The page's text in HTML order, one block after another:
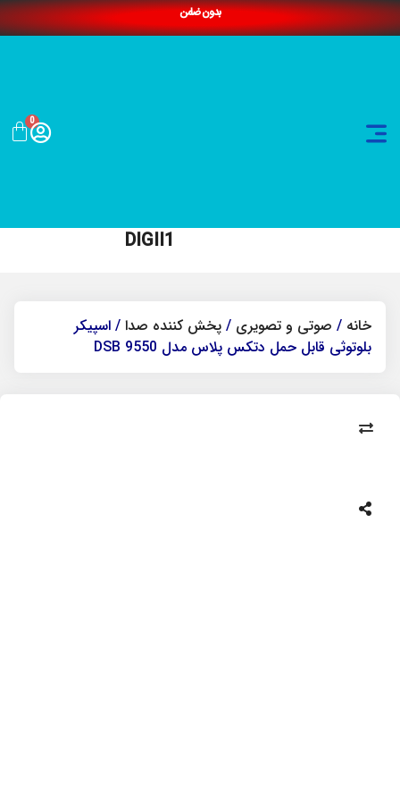
بدون ضامن
0
DIGII1
خانه / صوتی و تصویری / پخش کننده صدا / اسپیکر
بلوتوثی قابل حمل دتکس پلاس مدل DSB 9550